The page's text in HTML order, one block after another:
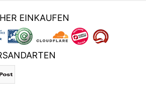
EINKAUFEN